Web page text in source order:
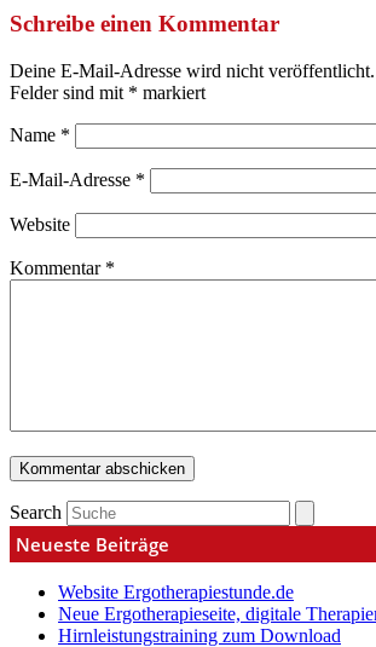
Schreibe einen Kommentar
Deine E-Mail-Adresse wird nicht veröffentlicht.
Felder sind mit * markiert
Name *
E-Mail-Adresse *
Website
Kommentar *
Search
Neueste Beiträge
Website Ergotherapiestunde.de
Neue Ergotherapieseite, digitale
Hirnleistungstraining zum Download